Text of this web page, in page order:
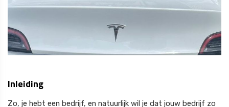
Inleiding
Zo, je hebt een bedrijf, en natuurlijk wil je dat jouw bedrijf zo